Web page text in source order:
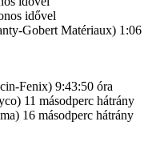
idővel
Gobert Matériaux) 1:06
Fenix) 9:43:50 óra
11 másodperc hátrány
16 másodperc hátrány